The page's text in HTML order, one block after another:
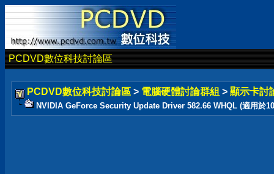
PCDVD數位科技討論區
PCDVD數位科技討論區 > 電腦硬體討論群組 > 顯示卡討
NVIDIA GeForce Security Update Driver 582.66 WHQL (適用於